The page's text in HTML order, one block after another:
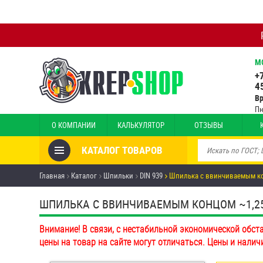
О КОМПАНИИ КАЛЬКУЛЯТОР ОТЗЫВЫ
КАТАЛОГ ТОВАРОВ
Товары со скидкой
Анкеры
Антивандальный крепёж,
инструмент
Болты и винты
Главная Каталог Шпильки DIN 939 Шпилька c ввинчиваемым
ШПИЛЬКА C ВВИНЧИВАЕМЫМ КОНЦОМ
Внимание! В связи, с нестабильной экономической
цены на товар на сайте могут отличаться. Цены и